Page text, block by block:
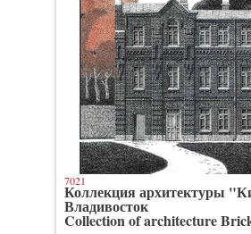
Коллекция архитектуры
Владивосток
Collection of architecture
7021